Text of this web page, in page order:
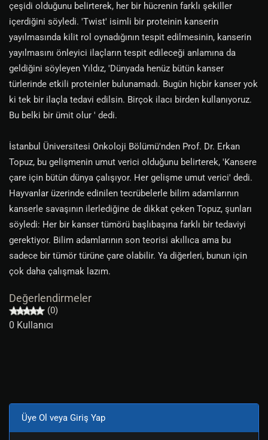
çeşidi olduğunu belirterek, her bir hücrenin farklı şekiller
içerdiğini söyledi. 'Twist' isimli bir proteinin kanserin
yayılmasında kilit rol oynadığının tespit edilmesinin, kanserin
yayılmasını önleyici ilaçların tespit edileceği anlamına da
geldiğini söyleyen Yıldız, 'Dünyada henüz bütün kanser
türlerinde etkili proteinler bulunamadı. Bugün hiçbir kanser yok
ki tek bir ilaçla tedavi edilsin. Birçok ilacı birden kullanıyoruz.
Bu belki bir ümit olur ' dedi.
İstanbul Üniversitesi Onkoloji Bölümü'nden Prof. Dr. Erkan
Topuz, bu gelişmenin umut verici olduğunu belirterek, 'Kansere
çare için bütün dünya çalışıyor. Her gelişme umut verici' dedi.
Hayvanlar üzerinde edinilen tecrübelerle bilim adamlarının
kanserle savaşının ilerlediğine de dikkat çeken Topuz, şunları
söyledi: Her bir kanser tümörü başlıbaşına farklı bir tedaviyi
gerektiyor. Bilim adamlarının son teorisi akıllıca ama bu
sadece bir tümör türüne çare olabilir. Ya diğerleri, bunun için
çok daha çalışmak lazım.
Değerlendirmeler
(0)
0 Kullanıcı
Üye Ol veya Giriş Yap